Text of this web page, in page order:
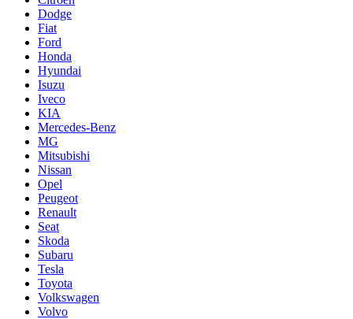
Dodge
Fiat
Ford
Honda
Hyundai
Isuzu
Iveco
KIA
Mercedes-Benz
MG
Mitsubishi
Nissan
Opel
Peugeot
Renault
Seat
Skoda
Subaru
Tesla
Toyota
Volkswagen
Volvo